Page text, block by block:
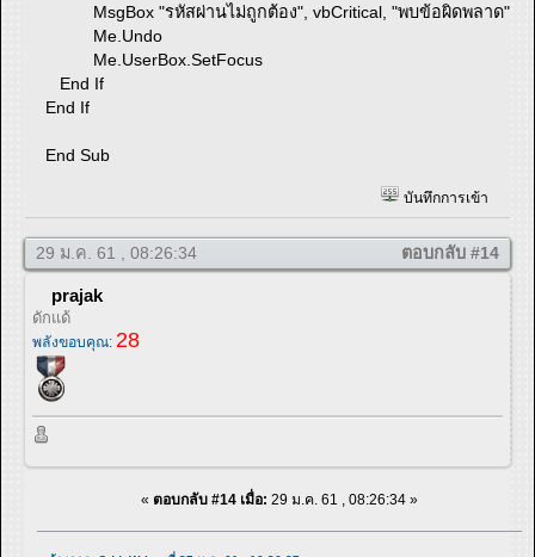
MsgBox "รหัสผ่านไม่ถูกต้อง", vbCritical, "พบข้อผิดพลาด"
Me.Undo
Me.UserBox.SetFocus
End If
End If
End Sub
บันทึกการเข้า
29 ม.ค. 61 , 08:26:34 ตอบกลับ #14
prajak
ดักแด้
พลังขอบคุณ: 28
« ตอบกลับ #14 เมื่อ: 29 ม.ค. 61 , 08:26:34 »